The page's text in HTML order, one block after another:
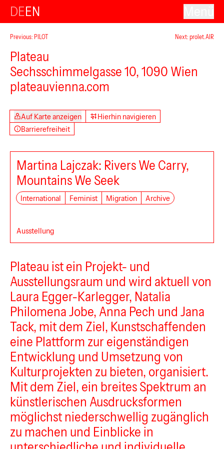
DEEN
Previous: PILOT Next: prolet.AIR
Plateau
Sechsschimmelgasse 10, 1090 Wien
plateauvienna.com
Auf Karte anzeigen
Hierhin navigieren
Barrierefreiheit
Martina Lajczak: Rivers We Carry,
Mountains We Seek
International Feminist Migration Archive
Ausstellung
Plateau ist ein Projekt- und
Ausstellungsraum und wird aktuell von
Laura Egger-Karlegger, Natalia
Philomena Jobe, Anna Pech und Jana
Tack, mit dem Ziel, Kunstschaffenden
eine Plattform zur eigenständigen
Entwicklung und Umsetzung von
Kulturprojekten zu bieten, organisiert.
Mit dem Ziel, ein breites Spektrum an
künstlerischen Ausdrucksformen
möglichst niederschwellig zugänglich
zu machen und Einblicke in
FOTOGALERIE WIEN
KUNSTZELLE
Plateau